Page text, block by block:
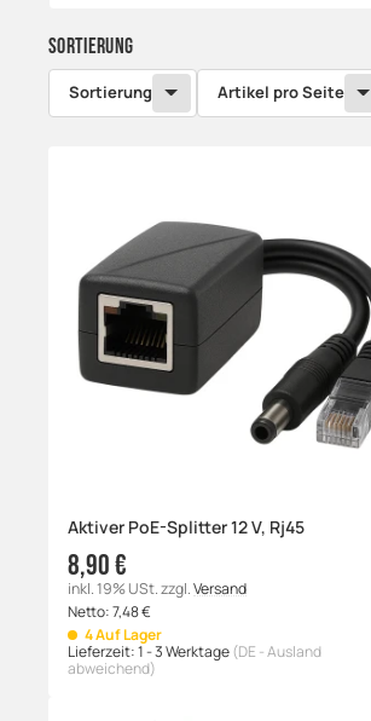
Sortierung
Sortierung Artikel pro Seite
Aktiver PoE-Splitter 12 V, Rj45
8,90 €
inkl. 19% USt.zzgl.Versand
Netto:7,48€
4 Auf Lager
Lieferzeit:1 - 3 Werktage(DE - Ausland
abweichend)